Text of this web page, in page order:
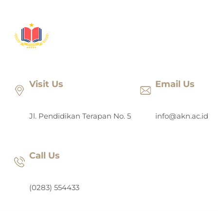
konten
Visit Us
Jl. Pendidikan Terapan No. 5
Email Us
info@akn.ac.id
Call Us
(0283) 554433